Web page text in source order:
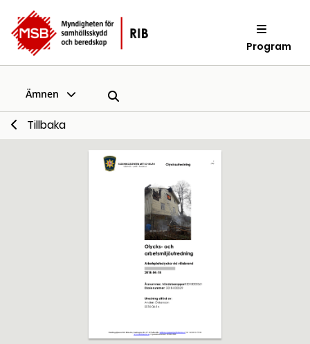
Program
Ämnen
Tillbaka